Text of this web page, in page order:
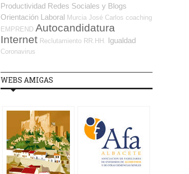
Productividad Redes Sociales y Blogs
Orientación Laboral Murcia José Carlos coaching
EMPREND Autocandidatura
Internet Reclutamiento RR.HH. Igualdad
Coronavirus
WEBS AMIGAS